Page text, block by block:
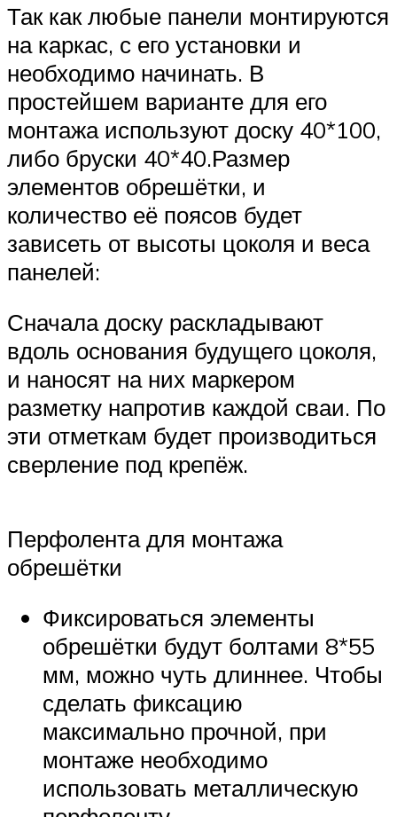
Так как любые панели монтируются
на каркас, с его установки и
необходимо начинать. В
простейшем варианте для его
монтажа используют доску 40*100,
либо бруски 40*40.Размер
элементов обрешётки, и
количество её поясов будет
зависеть от высоты цоколя и веса
панелей:
Сначала доску раскладывают
вдоль основания будущего цоколя,
и наносят на них маркером
разметку напротив каждой сваи. По
эти отметкам будет производиться
сверление под крепёж.
Перфолента для монтажа
обрешётки
Фиксироваться элементы
обрешётки будут болтами 8*55
мм, можно чуть длиннее. Чтобы
сделать фиксацию
максимально прочной, при
монтаже необходимо
использовать металлическую